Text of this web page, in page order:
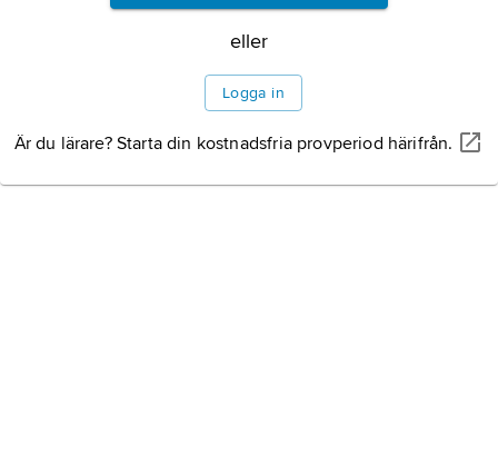
eller
Logga in
Är du lärare? Starta din kostnadsfria provperiod härifrån.